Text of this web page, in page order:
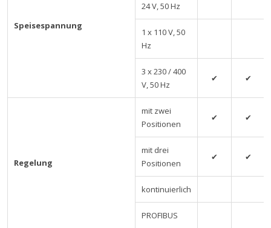
Speisespannung
24 V, 50 Hz
1 x 110 V, 50
Hz
3 x 230 / 400
V, 50 Hz
✔ ✔
Regelung
mit zwei
Positionen
✔ ✔
mit drei
Positionen
✔ ✔
kontinuierlich
PROFIBUS